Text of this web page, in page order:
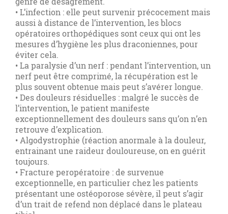
• L’infection : elle peut survenir précocement mais
aussi à distance de l’intervention, les blocs
opératoires orthopédiques sont ceux qui ont les
mesures d’hygiène les plus draconiennes, pour
éviter cela.
• La paralysie d’un nerf : pendant l’intervention, un
nerf peut être comprimé, la récupération est le
plus souvent obtenue mais peut s’avérer longue.
• Des douleurs résiduelles : malgré le succès de
l’intervention, le patient manifeste
exceptionnellement des douleurs sans qu’on n’en
retrouve d’explication.
• Algodystrophie (réaction anormale à la douleur,
entrainant une raideur douloureuse, on en guérit
toujours.
• Fracture peropératoire : de survenue
exceptionnelle, en particulier chez les patients
présentant une ostéoporose sévère, il peut s’agir
d’un trait de refend non déplacé dans le plateau